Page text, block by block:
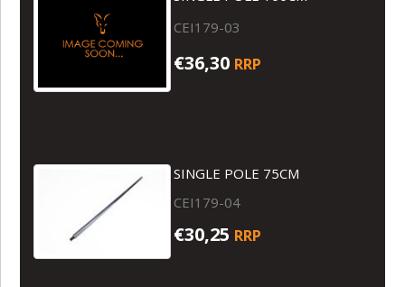
CEI179-03
€36,30 RRP
SINGLE POLE 75CM
CEI179-04
€30,25 RRP